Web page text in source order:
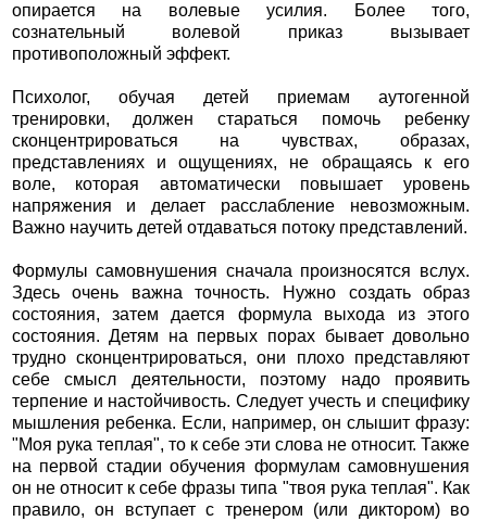
опирается на волевые усилия. Более того,
сознательный волевой приказ вызывает
противоположный эффект.
Психолог, обучая детей приемам аутогенной
тренировки, должен стараться помочь ребенку
сконцентрироваться на чувствах, образах,
представлениях и ощущениях, не обращаясь к его
воле, которая автоматически повышает уровень
напряжения и делает расслабление невозможным.
Важно научить детей отдаваться потоку представлений.
Формулы самовнушения сначала произносятся вслух.
Здесь очень важна точность. Нужно создать образ
состояния, затем дается формула выхода из этого
состояния. Детям на первых порах бывает довольно
трудно сконцентрироваться, они плохо представляют
себе смысл деятельности, поэтому надо проявить
терпение и настойчивость. Следует учесть и специфику
мышления ребенка. Если, например, он слышит фразу:
"Моя рука теплая", то к себе эти слова не относит. Также
на первой стадии обучения формулам самовнушения
он не относит к себе фразы типа "твоя рука теплая". Как
правило, он вступает с тренером (или диктором) во